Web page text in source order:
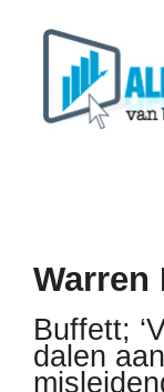
Warren
Buffett;
dalen